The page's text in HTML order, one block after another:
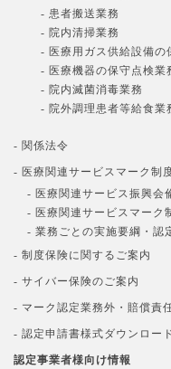
- 患者搬送業務
- 院内清掃業務
- 医療用ガス供給設備の
- 医療機器の保守点検業
- 院内滅菌消毒業務
- 院外調理患者等給食業
- 関係法令
- 医療関連サービスマーク制
- 医療関連サービス振興会
- 医療関連サービスマーク
- 業務ごとの実施要綱・認
- 制度保険に関するご案内
- サイバー保険のご案内
- マーク認定業務外・賠償責
- 認定申請書様式ダウンロー
認定事業者様向け情報